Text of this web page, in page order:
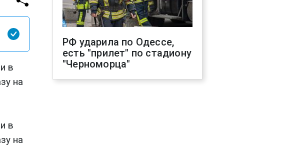
в
на
в
на
РФ ударила по Одессе,
есть "прилет" по стадиону
"Черноморца"